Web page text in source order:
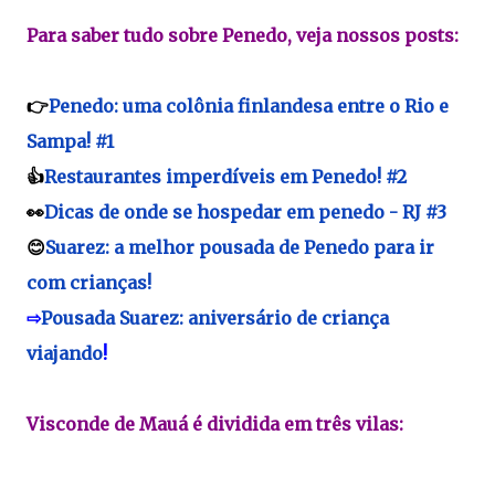
Para saber tudo sobre Penedo, veja nossos posts:
👉Penedo: uma colônia finlandesa entre o Rio e
Sampa! #1
👍Restaurantes imperdíveis em Penedo! #2
👀Dicas de onde se hospedar em penedo - RJ #3
😊Suarez: a melhor pousada de Penedo para ir
com crianças!
⇨Pousada Suarez: aniversário de criança
viajando!
Visconde de Mauá é dividida em três vilas: